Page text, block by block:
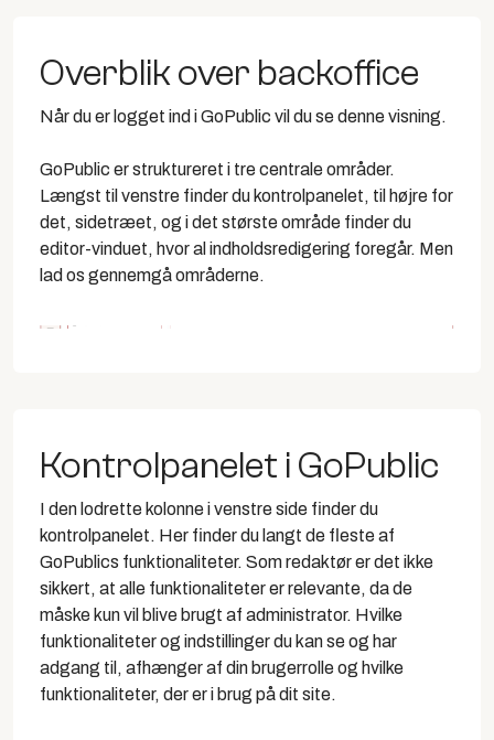
Overblik over backoffice
Når du er logget ind i GoPublic vil du se denne visning.
GoPublic er struktureret i tre centrale områder.
Længst til venstre finder dukontrolpanelet, til højre for
det,sidetræet, og i det største område finder du
editor-vinduet, hvor al indholdsredigering foregår. Men
lad os gennemgå områderne.
Kontrolpanelet i GoPublic
I den lodrette kolonne i venstre side finder du
kontrolpanelet. Her finder du langt de fleste af
GoPublics funktionaliteter. Som redaktør er det ikke
sikkert, at alle funktionaliteter er relevante, da de
måske kun vil blive brugt af administrator. Hvilke
funktionaliteter og indstillinger du kan se og har
adgang til, afhænger af din brugerrolle og hvilke
funktionaliteter, der er i brug på dit site.